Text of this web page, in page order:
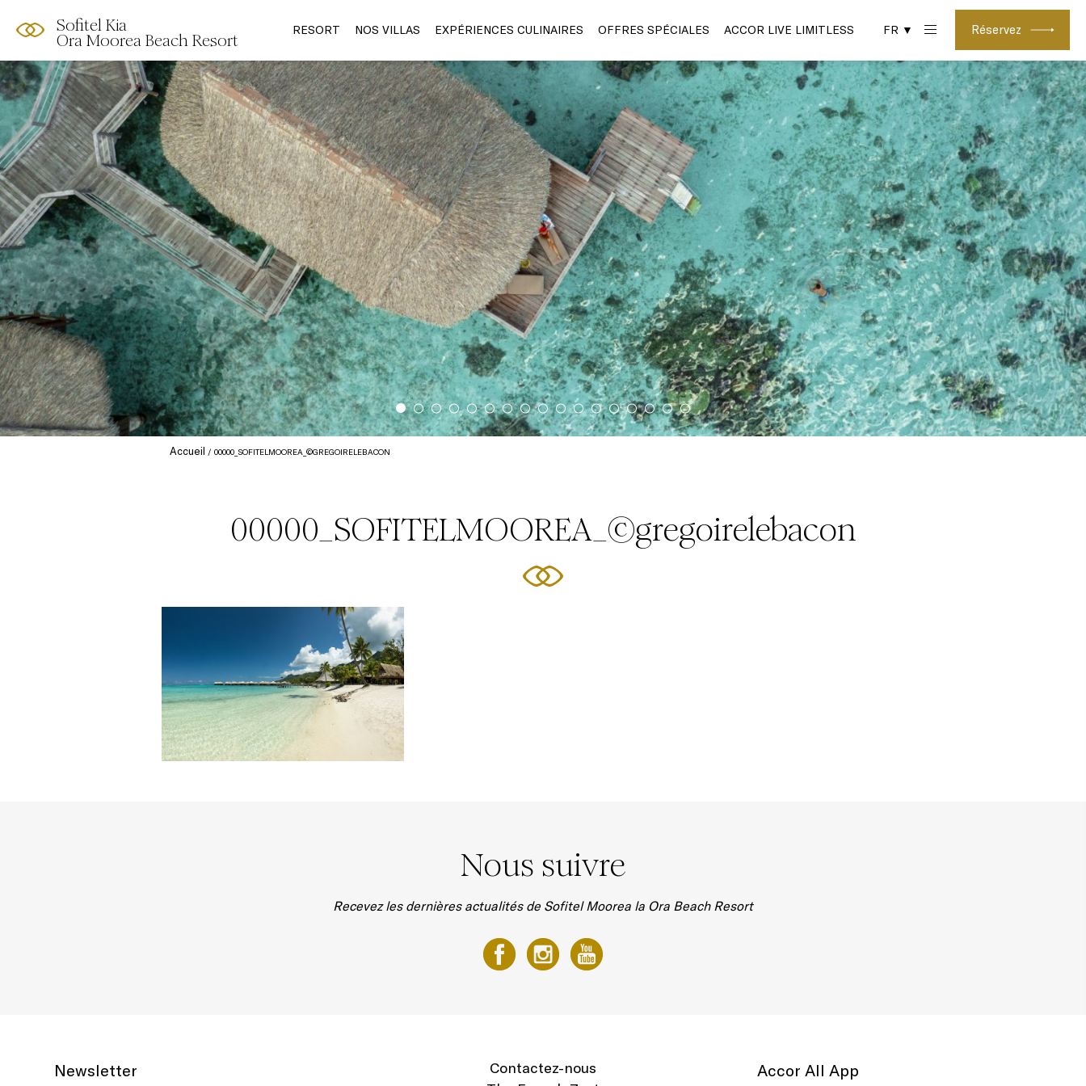
Sofitel Kia
Ora Moorea Beach Resort
Réservez
RESORT NOS VILLAS EXPÉRIENCES CULINAIRES OFFRES SPÉCIALES ACCOR LIVE LIMITLESS FR ▼
Accueil 00000_SOFITELMOOREA_©GREGOIRELEBACON
00000_SOFITELMOOREA_©gregoirelebacon
Nous suivre
Recevez les dernières actualités de Sofitel Moorea la Ora Beach Resort
Newsletter
Contactez-nous
Accor All App